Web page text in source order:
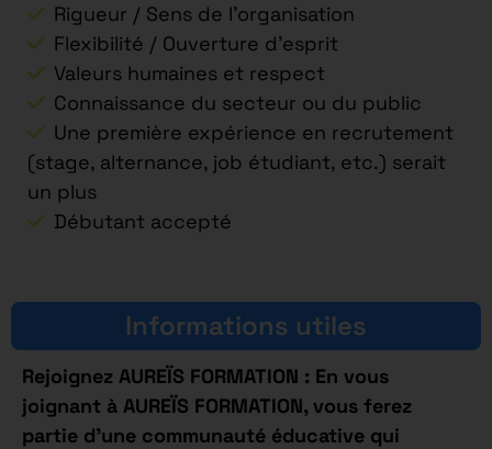
Rigueur / Sens de l’organisation
Flexibilité / Ouverture d’esprit
Valeurs humaines et respect
Connaissance du secteur ou du public
Une première expérience en recrutement
(stage, alternance, job étudiant, etc.) serait
un plus
Débutant accepté
Informations utiles
Rejoignez AUREÏS FORMATION : En vous
joignant à AUREÏS FORMATION, vous ferez
partie d’une communauté éducative qui